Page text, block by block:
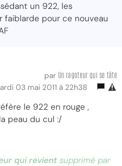
un 922, les
faiblarde pour ce nouveau
par Un ragoteur qui se tâte
03 mai 2011 à 22h38
le 922 en rouge ,
peau du cul :/
qui revient supprimé par